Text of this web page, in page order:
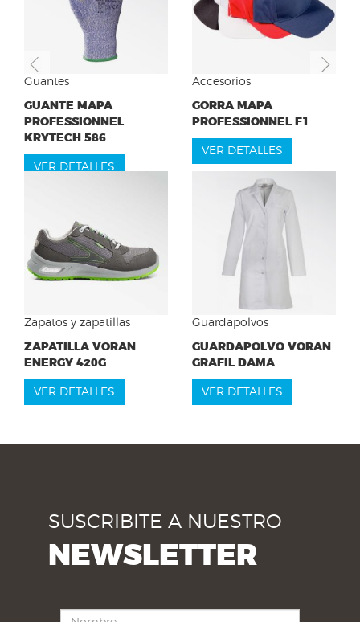
Guantes
GUANTE MAPA
PROFESSIONNEL
KRYTECH 586
VER DETALLES
Accesorios
GORRA MAPA
PROFESSIONNEL F1
VER DETALLES
Zapatos y zapatillas
ZAPATILLA VORAN
ENERGY 420G
VER DETALLES
Guardapolvos
GUARDAPOLVO VORAN
GRAFIL DAMA
VER DETALLES
Previous
SUSCRIBITE A NUESTRO
NEWSLETTER